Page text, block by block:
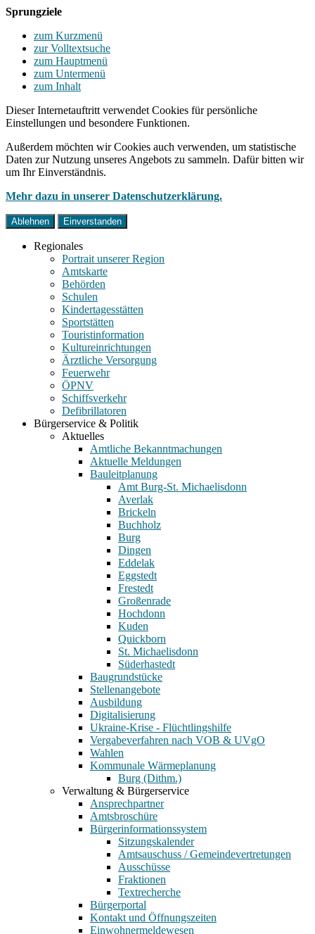
Sprungziele
zum Kurzmenü
zur Volltextsuche
zum Hauptmenü
zum Untermenü
zum Inhalt
Dieser Internetauftritt verwendet Cookies für persönliche
Einstellungen und besondere Funktionen.
Außerdem möchten wir Cookies auch verwenden, um statistische
Daten zur Nutzung unseres Angebots zu sammeln. Dafür bitten wir
um Ihr Einverständnis.
Mehr dazu in unserer Datenschutzerklärung.
Ablehnen Einverstanden
Regionales
Portrait unserer Region
Amtskarte
Behörden
Schulen
Kindertagesstätten
Sportstätten
Touristinformation
Kultureinrichtungen
Ärztliche Versorgung
Feuerwehr
ÖPNV
Schiffsverkehr
Defibrillatoren
Bürgerservice & Politik
Aktuelles
Amtliche Bekanntmachungen
Aktuelle Meldungen
Bauleitplanung
Amt Burg-St. Michaelisdonn
Averlak
Brickeln
Buchholz
Burg
Dingen
Eddelak
Eggstedt
Frestedt
Großenrade
Hochdonn
Kuden
Quickborn
St. Michaelisdonn
Süderhastedt
Baugrundstücke
Stellenangebote
Ausbildung
Digitalisierung
Ukraine-Krise - Flüchtlingshilfe
Vergabeverfahren nach VOB & UVgO
Wahlen
Kommunale Wärmeplanung
Burg (Dithm.)
Verwaltung & Bürgerservice
Ansprechpartner
Amtsbroschüre
Bürgerinformationssystem
Sitzungskalender
Amtsauschuss / Gemeindevertretungen
Ausschüsse
Fraktionen
Textrecherche
Bürgerportal
Kontakt und Öffnungszeiten
Einwohnermeldewesen